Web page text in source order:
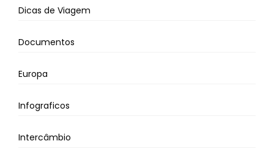
Dicas de Viagem
Documentos
Europa
Infograficos
Intercâmbio